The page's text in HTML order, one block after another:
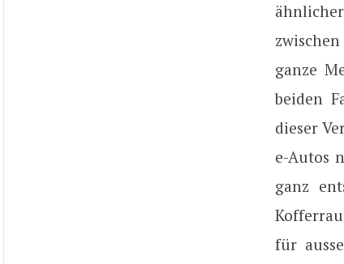
ganze
beiden
dieser
e-Autos
ganz
für